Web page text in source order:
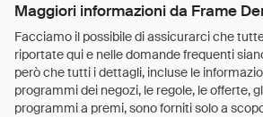
Maggiori informazioni da Frame
Facciamo il possibile di assicurarci che
riportate qui e nelle domande frequenti
però che tutti i dettagli, incluse le
programmi dei negozi, le regole, le offerte,
programmi a premi, sono forniti solo a